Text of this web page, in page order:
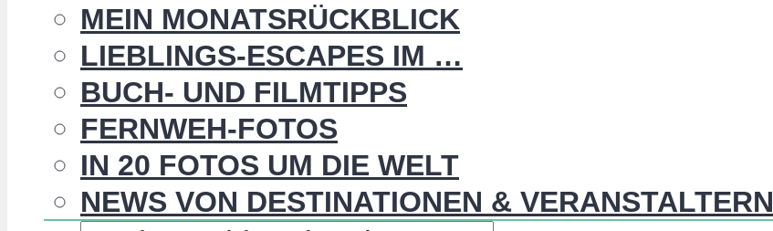
MEIN MONATSRÜCKBLICK
LIEBLINGS-ESCAPES IM …
BUCH- UND FILMTIPPS
FERNWEH-FOTOS
IN 20 FOTOS UM DIE WELT
NEWS VON DESTINATIONEN & VERANSTALTERN